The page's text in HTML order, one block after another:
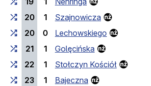
20
1
Szajnowicza
20
0
Lechowskiego
21
1
Golęcińska
22
1
Stołczyn Kościół
23
1
Bajeczna